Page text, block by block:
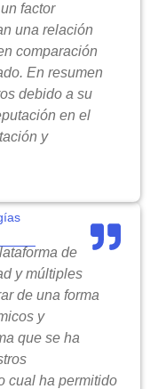
factor
una relación
comparación
En resumen
debido a su
en el
y
de
y múltiples
de una forma
y
que se ha
cual ha permitido